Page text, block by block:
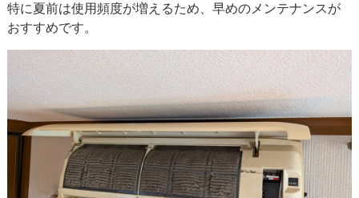
特に夏前は使用頻度が増えるため、早めのメンテナンスが
おすすめです。